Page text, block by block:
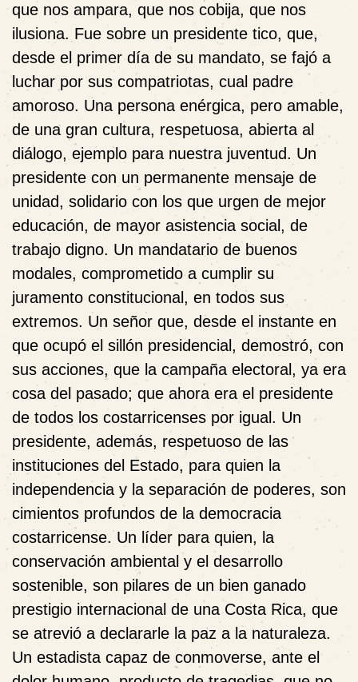
que nos ampara, que nos cobija, que nos
ilusiona. Fue sobre un presidente tico, que,
desde el primer día de su mandato, se fajó a
luchar por sus compatriotas, cual padre
amoroso. Una persona enérgica, pero amable,
de una gran cultura, respetuosa, abierta al
diálogo, ejemplo para nuestra juventud. Un
presidente con un permanente mensaje de
unidad, solidario con los que urgen de mejor
educación, de mayor asistencia social, de
trabajo digno. Un mandatario de buenos
modales, comprometido a cumplir su
juramento constitucional, en todos sus
extremos. Un señor que, desde el instante en
que ocupó el sillón presidencial, demostró, con
sus acciones, que la campaña electoral, ya era
cosa del pasado; que ahora era el presidente
de todos los costarricenses por igual. Un
presidente, además, respetuoso de las
instituciones del Estado, para quien la
independencia y la separación de poderes, son
cimientos profundos de la democracia
costarricense. Un líder para quien, la
conservación ambiental y el desarrollo
sostenible, son pilares de un bien ganado
prestigio internacional de una Costa Rica, que
se atrevió a declararle la paz a la naturaleza.
Un estadista capaz de conmoverse, ante el